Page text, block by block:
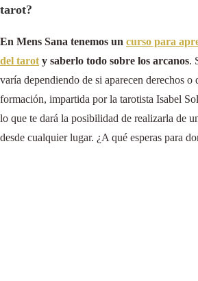
tarot?
En Mens Sana tenemos un curso para
del tarot y saberlo todo sobre los arcanos.
varía dependiendo de si aparecen derechos o
formación, impartida por la tarotista Isabel
lo que te dará la posibilidad de realizarla de
desde cualquier lugar. ¿A qué esperas para